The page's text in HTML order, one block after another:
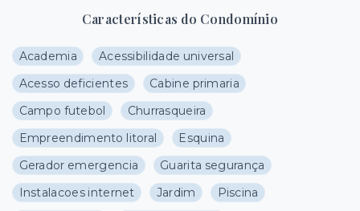
Características do Condomínio
Academia
Acessibilidade universal
Acesso deficientes
Cabine primaria
Campo futebol
Churrasqueira
Empreendimento litoral
Esquina
Gerador emergencia
Guarita segurança
Instalacoes internet
Jardim
Piscina